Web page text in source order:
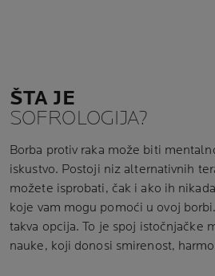
ŠTA JE
SOFROLOGIJA?
Borba protiv raka može biti
iskustvo. Postoji niz alternativnih
možete isprobati, čak i ako ih
koje vam mogu pomoći u ovoj borbi.
takva opcija. To je spoj istočnjačke
nauke, koji donosi smirenost,